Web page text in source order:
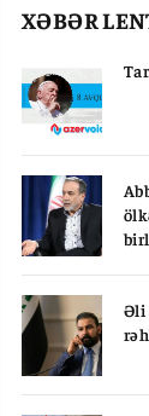
XƏBƏR
Əli